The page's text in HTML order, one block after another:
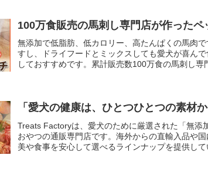
ィブリストに基づく生産管理体制３：小型猫から
ター運営。★こんな愛猫におススメ★・一度にた
た・オシッコの臭いがしなくなった・オシッコの
く・血尿が出る・トイレ以外で粗相をする・陰部
100万食販売の馬刺し専門店が作ったペ
無添加で低脂肪、低カロリー、高たんぱくの馬肉
すし、ドライフードとミックスしても愛犬が喜ん
しておすすめです。累計販売数100万食の馬刺し専
「愛犬の健康は、ひとつひとつの素材
Treats Factoryは、愛犬のために厳選された「無添
おやつの通販専門店です。海外からの直輸入品や
美や食事を安心して選べるラインナップを提供し